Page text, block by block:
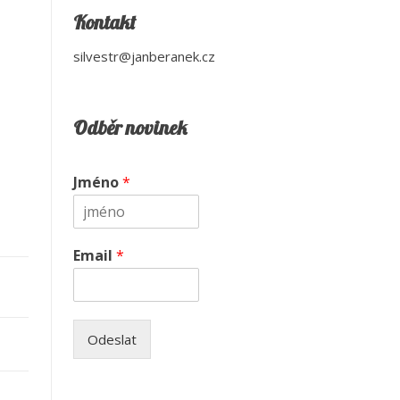
Kontakt
silvestr@janberanek.cz
Odběr novinek
Jméno*
Email*
Odeslat